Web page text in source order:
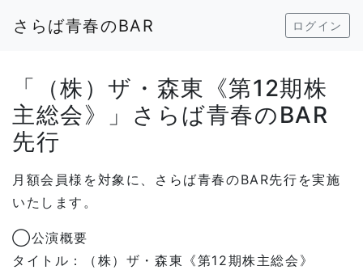
さらば青春のBAR ログイン
「（株）ザ・森東《第12期株
主総会》」さらば青春のBAR
先行
月額会員様を対象に、さらば青春のBAR先行を実施
いたします。
◯公演概要
タイトル：（株）ザ・森東《第12期株主総会》